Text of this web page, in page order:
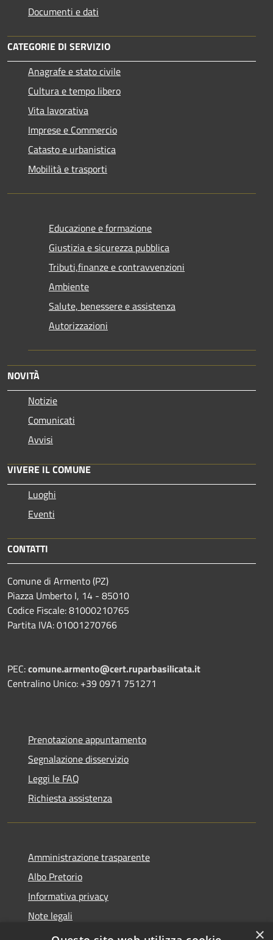
Documenti e dati
CATEGORIE DI SERVIZIO
Anagrafe e stato civile
Cultura e tempo libero
Vita lavorativa
Imprese e Commercio
Catasto e urbanistica
Mobilità e trasporti
Educazione e formazione
Giustizia e sicurezza pubblica
Tributi,finanze e contravvenzioni
Ambiente
Salute, benessere e assistenza
Autorizzazioni
NOVITÀ
Notizie
Comunicati
Avvisi
VIVERE IL COMUNE
Luoghi
Eventi
CONTATTI
Comune di Armento (PZ)
Piazza Umberto I, 14 - 85010
Codice Fiscale: 81000210765
Partita IVA: 01001270766
PEC:comune.armento@cert.ruparbasilicata.it
Centralino Unico: +39 0971 751271
Prenotazione appuntamento
Segnalazione disservizio
Leggi le FAQ
Richiesta assistenza
Amministrazione trasparente
Albo Pretorio
Informativa privacy
Note legali
Dichiarazione di accessibilità
×